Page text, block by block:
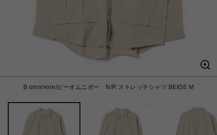
B omnivore/ビーオムニボー N/R ストレッチシャツ BEIGE M